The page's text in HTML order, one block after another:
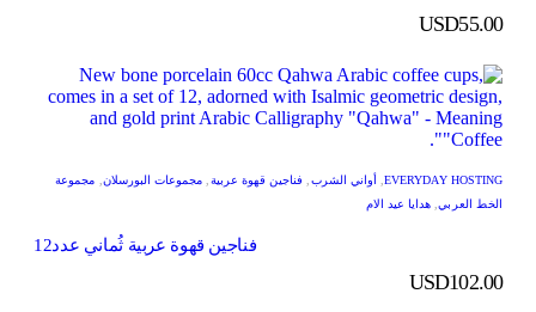
USD55.00
EVERYDAY HOSTING
, أواني الشرب فناجين قهوة عربية مجموعات البورسلان
مجموعة
الخط العربي, هدايا عيد الام
فناجين قهوة عربية ثُماني عدد12
USD102.00